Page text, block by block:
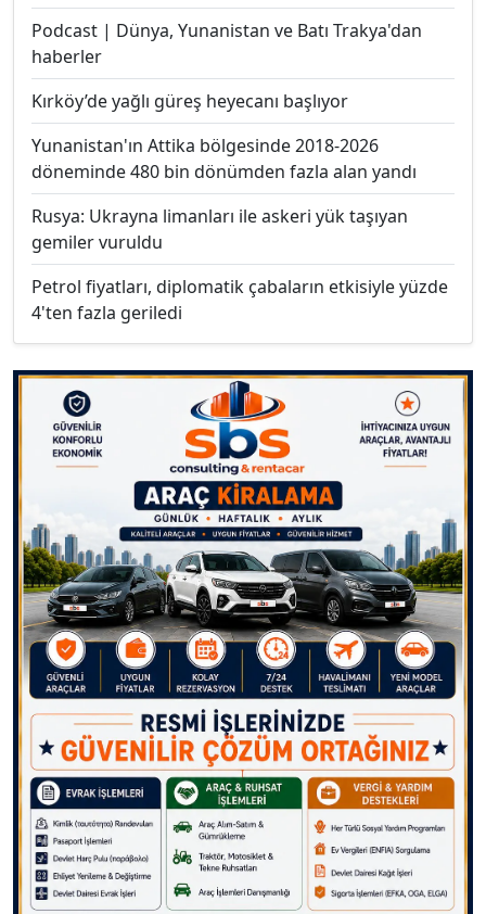
Podcast | Dünya, Yunanistan ve Batı Trakya'dan
haberler
Kırköy’de yağlı güreş heyecanı başlıyor
Yunanistan'ın Attika bölgesinde 2018-2026
döneminde 480 bin dönümden fazla alan yandı
Rusya: Ukrayna limanları ile askeri yük taşıyan
gemiler vuruldu
Petrol fiyatları, diplomatik çabaların etkisiyle yüzde
4'ten fazla geriledi